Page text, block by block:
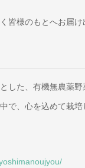
皆様のもとへお届
した、有機無農薬野
で、心を込めて栽培